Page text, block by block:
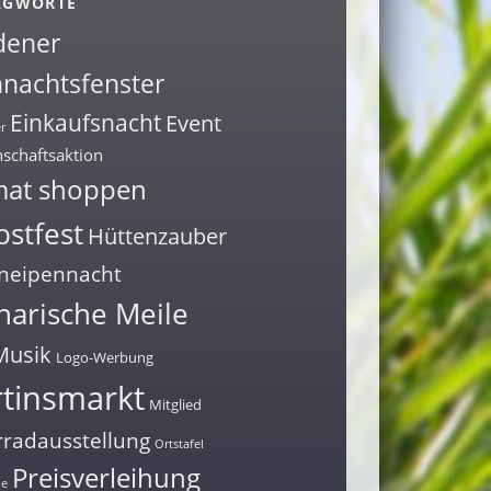
Einkaufsnacht Event
shoppen
Hüttenzauber
Meile
Logo-Werbung
Mitglied
Ortstafel
Preisverleihung